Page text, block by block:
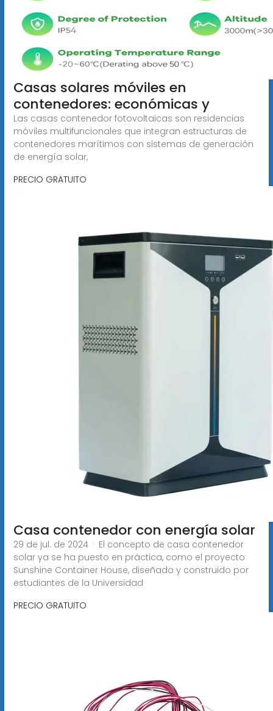
Casas solares móviles en
contenedores: económicas y
Las casas contenedor fotovoltaicas son residencias
móviles multifuncionales que integran estructuras de
contenedores marítimos con sistemas de generación
de energía solar,
PRECIO GRATUITO
Casa contenedor con energía solar
29 de jul. de 2024 · El concepto de casa contenedor
solar ya se ha puesto en práctica, como el proyecto
Sunshine Container House, diseñado y construido por
estudiantes de la Universidad
PRECIO GRATUITO